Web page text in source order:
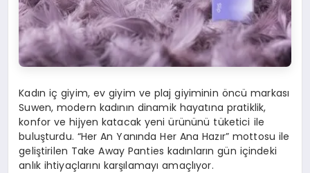
Kadın iç giyim, ev giyim ve plaj giyiminin öncü markası
Suwen, modern kadının dinamik hayatına pratiklik,
konfor ve hijyen katacak yeni ürününü tüketici ile
buluşturdu. “Her An Yanında Her Ana Hazır” mottosu ile
geliştirilen Take Away Panties kadınların gün içindeki
anlık ihtiyaçlarını karşılamayı amaçlıyor.